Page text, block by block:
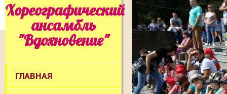
Хореографический
ансамбль
"Вдохновение"
ГЛАВНАЯ